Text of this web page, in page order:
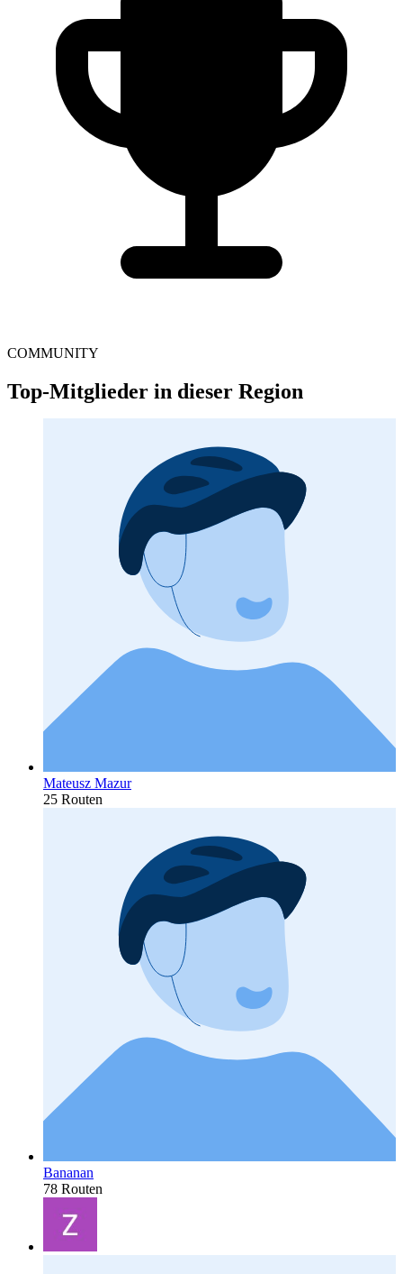
COMMUNITY
Top-Mitglieder in dieser Region
Mateusz Mazur
25 Routen
Bananan
78 Routen